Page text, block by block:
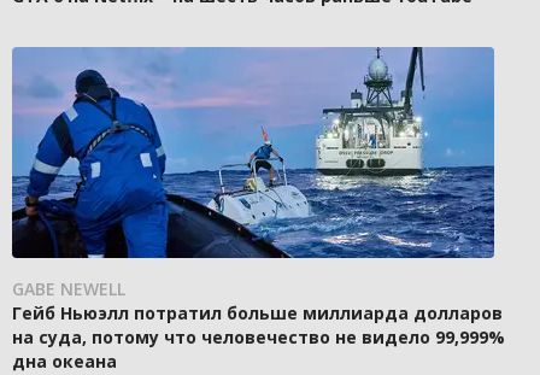
GABE NEWELL
Гейб Ньюэлл потратил больше миллиарда долларов
на суда, потому что человечество не видело 99,999%
дна океана